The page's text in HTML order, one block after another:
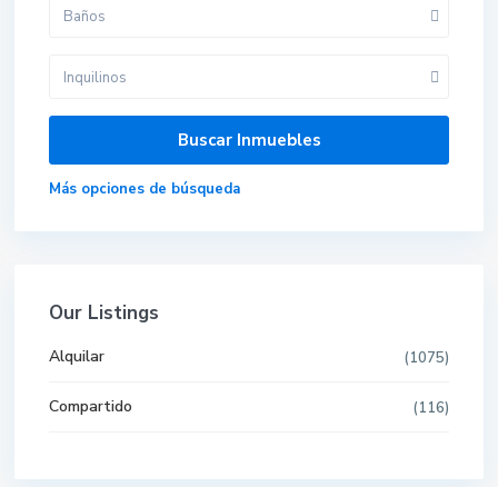
Baños
Inquilinos
Más opciones de búsqueda
Our Listings
Alquilar (1075)
Compartido (116)